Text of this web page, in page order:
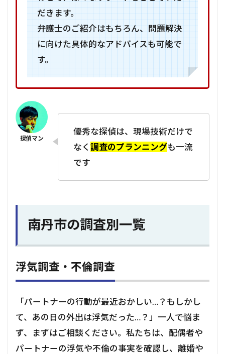
だきます。
弁護士のご紹介はもちろん、問題解決
に向けた具体的なアドバイスも可能で
す。
優秀な探偵は、現場技術だけで
なく 調査のプランニングも一流
です
南丹市の調査別一覧
浮気調査・不倫調査
「パートナーの行動が最近おかしい…？もしかし
て、あの日の外出は浮気だった…？」一人で悩ま
ず、まずはご相談ください。私たちは、配偶者や
パートナーの浮気や不倫の事実を確認し、離婚や